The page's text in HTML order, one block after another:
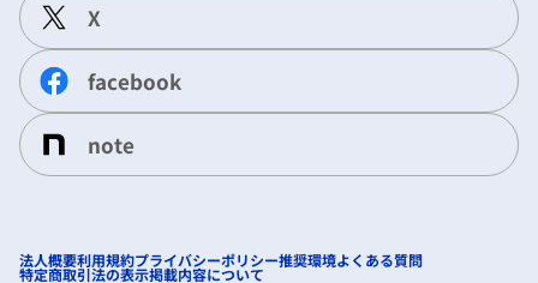
X
facebook
note
法人概要利用規約プライバシーポリシー推奨環境よくある質問
特定商取引法の表示掲載内容について